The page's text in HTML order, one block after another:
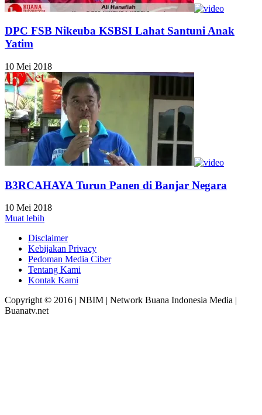
DPC FSB Nikeuba KSBSI Lahat Santuni Anak
Yatim
10 Mei 2018
B3RCAHAYA Turun Panen di Banjar Negara
10 Mei 2018
Muat lebih
Disclaimer
Kebijakan Privacy
Pedoman Media Ciber
Tentang Kami
Kontak Kami
Copyright © 2016 | NBIM | Network Buana Indonesia Media |
Buanatv.net